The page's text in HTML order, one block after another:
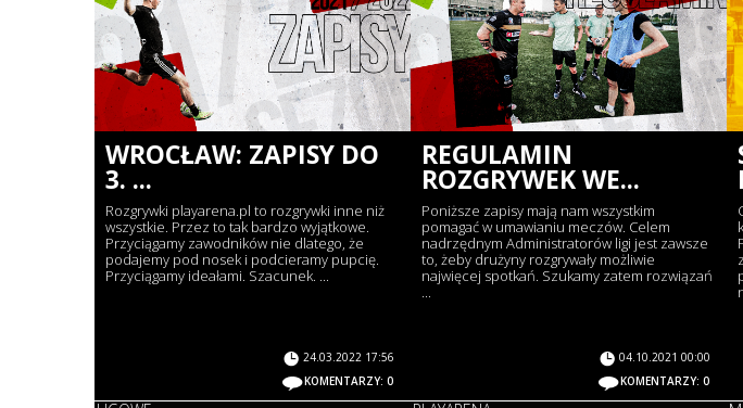
WROCŁAW: ZAPISY DO
3. ...
Rozgrywki playarena.pl to rozgrywki inne niż
wszystkie. Przez to tak bardzo wyjątkowe.
Przyciągamy zawodników nie dlatego, że
podajemy pod nosek i podcieramy pupcię.
Przyciągamy ideałami. Szacunek. ...
24.03.2022 17:56
KOMENTARZY: 0
REGULAMIN
ROZGRYWEK WE...
Poniższe zapisy mają nam wszystkim
pomagać w umawianiu meczów. Celem
nadrzędnym Administratorów ligi jest zawsze
to, żeby drużyny rozgrywały możliwie
najwięcej spotkań. Szukamy zatem rozwiązań
...
04.10.2021 00:00
KOMENTARZY: 0